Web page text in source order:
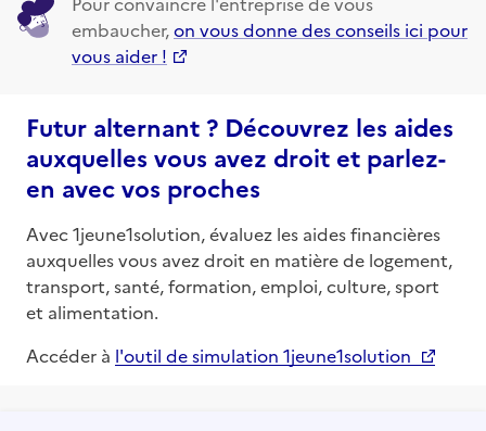
embaucher,on vous donne des conseils ici pour
vous aider !
Futur alternant ? Découvrez les aides
auxquelles vous avez droit et parlez-
en avec vos proches
Avec 1jeune1solution, évaluez les aides financières
auxquelles vous avez droit en matière de logement,
transport, santé, formation, emploi, culture, sport
et alimentation.
Accéder à l'outil de simulation 1jeune1solution